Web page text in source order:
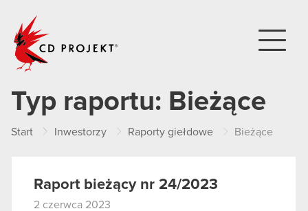
Typ raportu: Bieżące
Start Inwestorzy Raporty giełdowe Bieżące
Raport bieżący nr 24/2023
2 czerwca 2023